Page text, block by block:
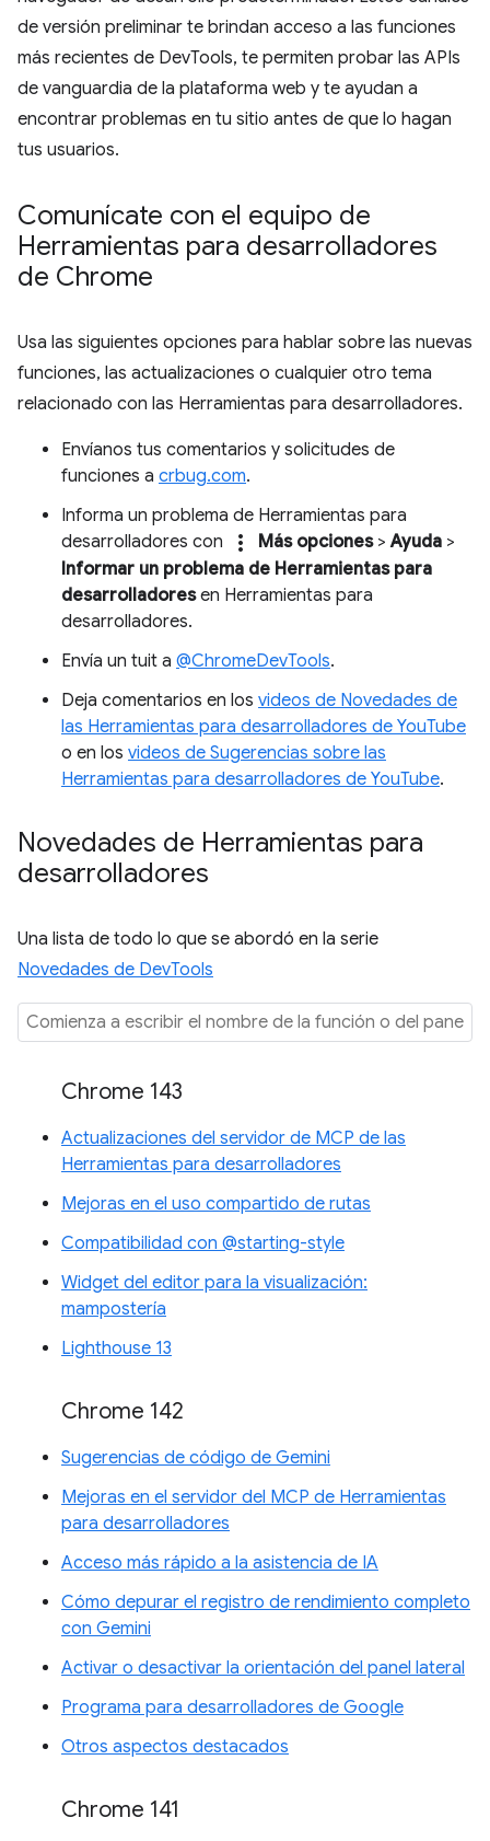
de versión preliminar te brindan acceso a las funciones
más recientes de DevTools, te permiten probar las APIs
de vanguardia de la plataforma web y te ayudan a
encontrar problemas en tu sitio antes de que lo hagan
tus usuarios.
Comunícate con el equipo de
Herramientas para desarrolladores
de Chrome
Usa las siguientes opciones para hablar sobre las nuevas
funciones, las actualizaciones o cualquier otro tema
relacionado con las Herramientas para desarrolladores.
Envíanos tus comentarios y solicitudes de
funciones a crbug.com.
Informa un problema de Herramientas para
desarrolladores con
more_vert Más opciones>Ayuda >
Informar un problema de Herramientas para
desarrolladoresen Herramientas para
desarrolladores.
Envía un tuit a @ChromeDevTools.
Deja comentarios en los videos de Novedades de
las Herramientas para desarrolladores de YouTube
o en los videos de Sugerencias sobre las
Herramientas para desarrolladores de YouTube.
Novedades de Herramientas para
desarrolladores
Una lista de todo lo que se abordó en la serie
Novedades de DevTools
Chrome 143
Actualizaciones del servidor de MCP de las
Herramientas para desarrolladores
Mejoras en el uso compartido de rutas
Compatibilidad con @starting-style
Widget del editor para la visualización:
mampostería
Lighthouse 13
Chrome 142
Sugerencias de código de Gemini
Mejoras en el servidor del MCP de Herramientas
para desarrolladores
Acceso más rápido a la asistencia de IA
Cómo depurar el registro de rendimiento completo
con Gemini
Activar o desactivar la orientación del panel lateral
Programa para desarrolladores de Google
Otros aspectos destacados
Chrome 141